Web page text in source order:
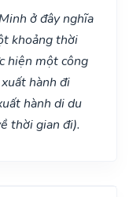
ở đây nghĩa
khoảng thời
hiện một công
hành đi
hành di du
thời gian đi).